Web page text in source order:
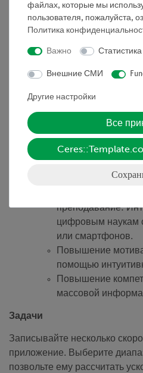
Android, iOS).
Особенно понятное и
подготовленное
DigiCartAPP.
непосредственно в
ДигиКарт:
функцией защиты
Передача данных
Встроенные
Приобретение
преподавание:
цифровым наукам
или смартфонов.
Повышение
помощью
Повышение
массовой
Задачи
Записывайте несколько
приложение. Выберите
позвольте ему рассчитать
файлах, которые мы
пользователя, пожалуйста,
Политика
Важно Статистика
Внешние СМИ
Другие настройки
Все